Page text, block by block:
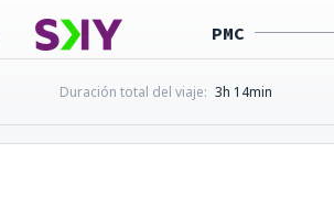
PMC
Duración total del viaje: 3h 14min